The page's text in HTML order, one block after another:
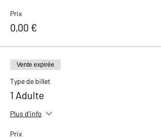
Prix
0,00 €
Vente expirée
Type de billet
1 Adulte
Plus d'info
Prix